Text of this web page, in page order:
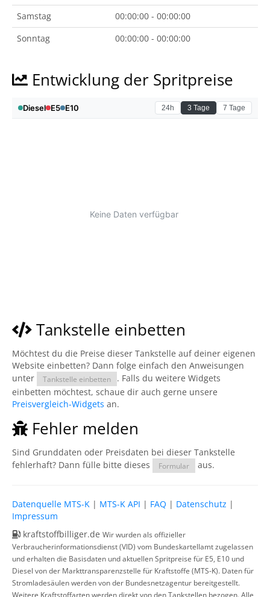
Samstag
00:00:00 - 00:00:00
Sonntag
00:00:00 - 00:00:00
Entwicklung der Spritpreise
Tankstelle einbetten
Möchtest du die Preise dieser Tankstelle auf deiner eigenen
Website einbetten? Dann folge einfach den Anweisungen
unter
Tankstelle einbetten
. Falls du weitere Widgets
einbetten möchtest, schaue dir auch gerne unsere
Preisvergleich-Widgets an.
Fehler melden
Sind Grunddaten oder Preisdaten bei dieser Tankstelle
fehlerhaft? Dann fülle bitte dieses
Formular aus.
Datenquelle MTS-K | MTS-K API | FAQ | Datenschutz |
Impressum
kraftstoffbilliger.de Wir wurden als offizieller
Verbraucherinformationsdienst (VID) vom Bundeskartellamt zugelassen
und erhalten die Basisdaten und aktuellen Spritpreise für E5, E10 und
Diesel von der Markttransparenzstelle für Kraftstoffe (MTS-K). Daten für
Stromladesäulen werden von der Bundesnetzagentur bereitgestellt.
Weitere Kraftstoffarten werden direkt von den Tankstellen bezogen. Alle